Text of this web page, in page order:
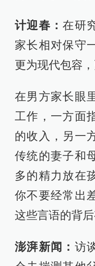
计迎春：在研
家长相对保守
更为现代包容
在男方家长眼
工作，一方面
的收入，另一
传统的妻子和
多的精力放在
你不要经常出
这些言语的背
澎湃新闻： 访